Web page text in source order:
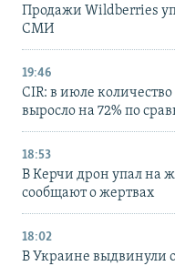
Продажи Wildberries
СМИ
19:46
CIR: в июле
выросло на 72% по
18:53
В Керчи дрон упал на
сообщают о жертвах
18:02
В Украине выдвинули